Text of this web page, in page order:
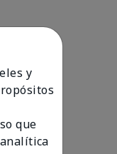
y
que